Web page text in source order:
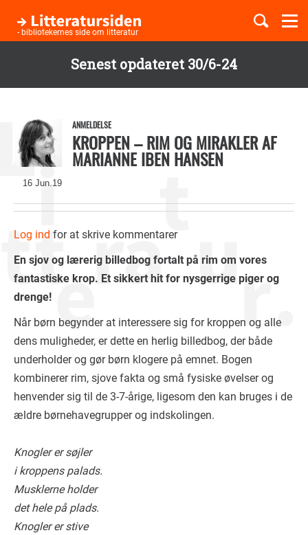
Senest opdateret 30/6-24
hovedindhold
- bibliotekernes side om litteratur
Børnebøger
16 Jun.19
ANMELDELSE
KROPPEN – RIM OG MIRAKLER AF
MARIANNE IBEN HANSEN
Log ind for at skrive kommentarer
En sjov og lærerig billedbog fortalt på rim om vores
fantastiske krop. Et sikkert hit for nysgerrige piger og
drenge!
Når børn begynder at interessere sig for kroppen og alle
dens muligheder, er dette en herlig billedbog, der både
underholder og gør børn klogere på emnet. Bogen
kombinerer rim, sjove fakta og små fysiske øvelser og
henvender sig til de 3-7-årige, ligesom den kan bruges i de
ældre børnehavegrupper og indskolingen.
Knogler er søjler
i kroppens palads.
Musklerne holder
det hele på plads.
Knogler er stive